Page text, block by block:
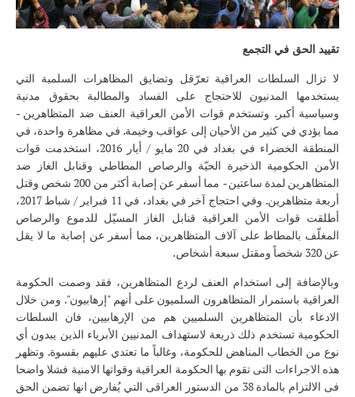
تقييد الحق في التجمع
لا تزال السلطات العراقية تعرّقل وتضايق المظاهرات السلمية التي
يستخدمها المدنيون للاحتجاج على الفساد والمطالبة بحقوق مدنية
وسياسية أكبر. وتستخدم قوات الأمن العراقية العنف ضد المتظاهرين -
مما يؤدي في كثير من الأحيان إلى عواقب وخيمة. في مظاهرة واحدة، في
المنطقة الخضراء في بغداد في 20 مايو / أيار 2016، استخدمت قوات
الأمن الحكومية الذخيرة الحيّة والرصاص المطاطي وقنابل الغاز ضد
المتظاهرين لمدة ساعتين - مما أسفر عن إصابة أكثر من 200 شخص وقتل
أربعة متظاهرين. وفي احتجاج آخر في بغداد، في 11 فبراير / شباط 2017،
أطلقت قوات الأمن العراقية قنابل الغاز المسيّل للدموع والرصاص
المغلّف بالمطاط على آلاف المتظاهرين، مما أسفر عن إصابة ما لا يقل
عن 320 شخصاً ومقتل سبعة أشخاص.
وبالإضافة إلى استخدام العنف لردع المتظاهرين، فقد وصمت الحكومة
العراقية باستمرار المتظاهرون السلميون على أنهم "إرهابيون". ومن خلال
الادعاء بأن المتظاهرين السلميين هم من الإرهابيين، فان السلطات
الحكومية تستخدم ذلك ذريعة لاستهداف المدنيين الأبرياء الذين يبدون أي
نوع من الخطاب المناهض للحكومة، وغالباً ما تعتدي عليهم بقسوة. وتظهر
هذه الاجراءات التى تقوم بها الحكومة العراقية وقواتها الامنية فشلا واضحا
فى الالتزام بالمادة 38 من الدستور العراقى التي يُفارض انها تضمن الحق